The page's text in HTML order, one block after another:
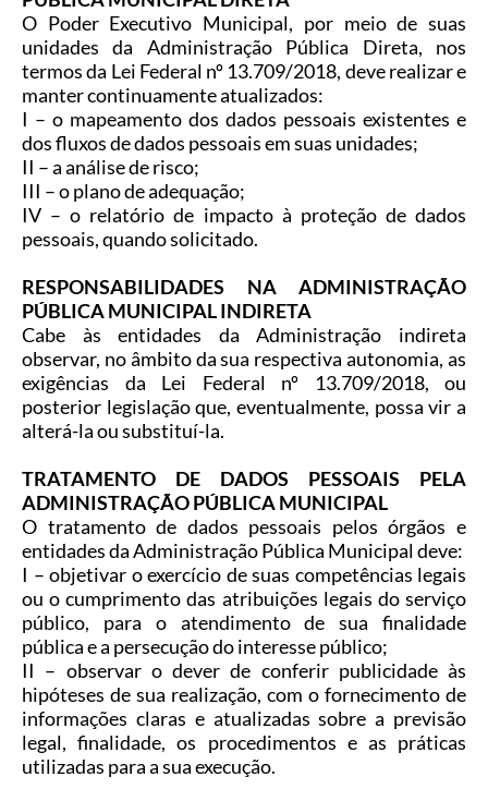
O Poder Executivo Municipal, por meio de suas
unidades da Administração Pública Direta, nos
termos da Lei Federal nº 13.709/2018, deve realizar e
manter continuamente atualizados:
I – o mapeamento dos dados pessoais existentes e
dos fluxos de dados pessoais em suas unidades;
II – a análise de risco;
III – o plano de adequação;
IV – o relatório de impacto à proteção de dados
pessoais, quando solicitado.
RESPONSABILIDADES NA ADMINISTRAÇÃO
PÚBLICA MUNICIPAL INDIRETA
Cabe às entidades da Administração indireta
observar, no âmbito da sua respectiva autonomia, as
exigências da Lei Federal nº 13.709/2018, ou
posterior legislação que, eventualmente, possa vir a
alterá-la ou substituí-la.
TRATAMENTO DE DADOS PESSOAIS PELA
ADMINISTRAÇÃO PÚBLICA MUNICIPAL
O tratamento de dados pessoais pelos órgãos e
entidades da Administração Pública Municipal deve:
I – objetivar o exercício de suas competências legais
ou o cumprimento das atribuições legais do serviço
público, para o atendimento de sua finalidade
pública e a persecução do interesse público;
II – observar o dever de conferir publicidade às
hipóteses de sua realização, com o fornecimento de
informações claras e atualizadas sobre a previsão
legal, finalidade, os procedimentos e as práticas
utilizadas para a sua execução.